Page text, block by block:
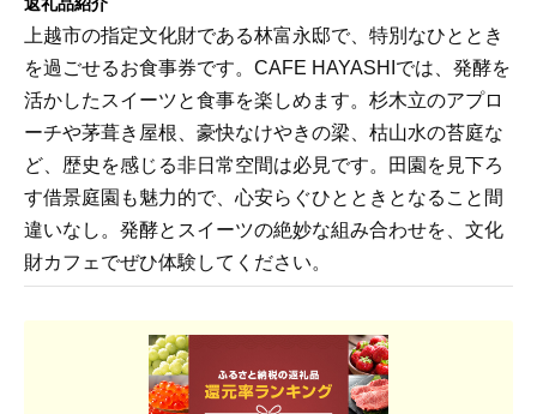
返礼品紹介
上越市の指定文化財である林富永邸で、特別なひととき
を過ごせるお食事券です。CAFE HAYASHIでは、発酵を
活かしたスイーツと食事を楽しめます。杉木立のアプロ
ーチや茅葺き屋根、豪快なけやきの梁、枯山水の苔庭な
ど、歴史を感じる非日常空間は必見です。田園を見下ろ
す借景庭園も魅力的で、心安らぐひとときとなること間
違いなし。発酵とスイーツの絶妙な組み合わせを、文化
財カフェでぜひ体験してください。